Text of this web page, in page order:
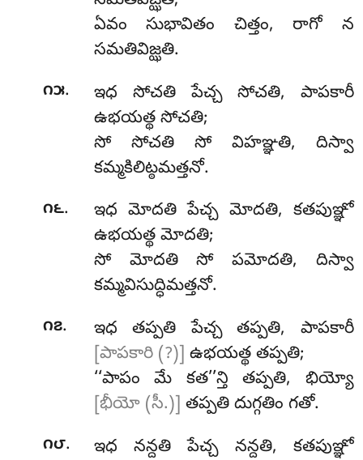
ఏవం సుభావితం చిత్తం, రాగో న
సమతివిజ్ఝతి.
౧౫. ఇధ సోచతి పేచ్చ సోచతి, పాపకారీ
ఉభయత్థ సోచతి;
సో సోచతి సో విహఞ్ఞతి, దిస్వా
కమ్మకిలిట్ఠమత్తనో.
౧౬.
ఇధ మోదతి పేచ్చ మోదతి, కతపుఞ్ఞో
ఉభయత్థ మోదతి;
సో మోదతి సో పమోదతి, దిస్వా
కమ్మవిసుద్ధిమత్తనో.
౧౭.
ఇధ తప్పతి పేచ్చ తప్పతి, పాపకారీ
[పాపకారి (?)] ఉభయత్థ తప్పతి;
‘‘పాపం మే కత’’న్తి తప్పతి, భియ్యో
[భీయో (సీ.)] తప్పతి దుగ్గతిం గతో.
౧౮.
ఇధ నన్దతి పేచ్చ నన్దతి, కతపుఞ్ఞో